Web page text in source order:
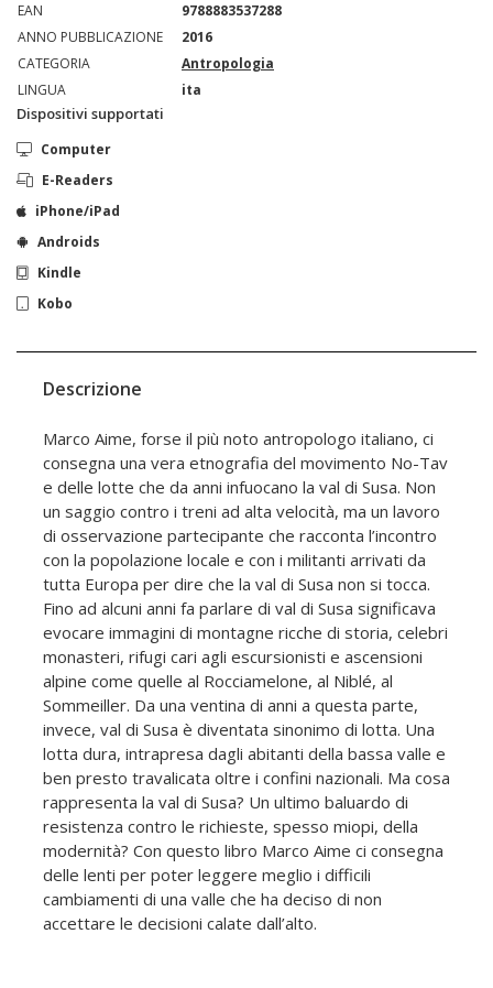
EAN
9788883537288
ANNO PUBBLICAZIONE
2016
CATEGORIA
Antropologia
LINGUA
ita
Dispositivi supportati
Computer
E-Readers
iPhone/iPad
Androids
Kindle
Kobo
Descrizione
Marco Aime, forse il più noto antropologo italiano, ci
consegna una vera etnografia del movimento No-Tav
e delle lotte che da anni infuocano la val di Susa. Non
un saggio contro i treni ad alta velocità, ma un lavoro
di osservazione partecipante che racconta l’incontro
con la popolazione locale e con i militanti arrivati da
tutta Europa per dire che la val di Susa non si tocca.
Fino ad alcuni anni fa parlare di val di Susa significava
evocare immagini di montagne ricche di storia, celebri
monasteri, rifugi cari agli escursionisti e ascensioni
alpine come quelle al Rocciamelone, al Niblé, al
Sommeiller. Da una ventina di anni a questa parte,
invece, val di Susa è diventata sinonimo di lotta. Una
lotta dura, intrapresa dagli abitanti della bassa valle e
ben presto travalicata oltre i confini nazionali. Ma cosa
rappresenta la val di Susa? Un ultimo baluardo di
resistenza contro le richieste, spesso miopi, della
modernità? Con questo libro Marco Aime ci consegna
delle lenti per poter leggere meglio i difficili
cambiamenti di una valle che ha deciso di non
accettare le decisioni calate dall’alto.